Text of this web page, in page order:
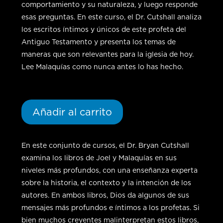
comportamiento y su naturaleza, y luego responde
esas preguntas. En este curso, el Dr. Cutshall analiza
los escritos íntimos y únicos de este profeta del
Antiguo Testamento y presenta los temas de
maneras que son relevantes para la iglesia de hoy.
Lee Malaquías como nunca antes lo has hecho.
Añadir al carrito
En este conjunto de cursos, el Dr. Bryan Cutshall
examina los libros de Joel y Malaquías en sus
niveles más profundos, con una enseñanza experta
sobre la historia, el contexto y la intención de los
autores. En ambos libros, Dios da algunos de sus
mensajes más profundos e íntimos a los profetas. Si
bien muchos creyentes malinterpretan estos libros,